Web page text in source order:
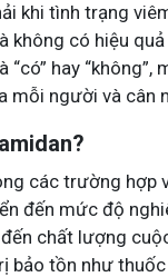
khi tình trạng
không có hiệu
hay “không”,
mỗi người và cân
các trường hợp
đến mức độ
chất lượng
bảo tồn như